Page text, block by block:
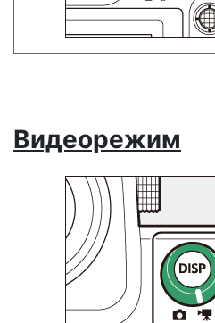
Видеорежим